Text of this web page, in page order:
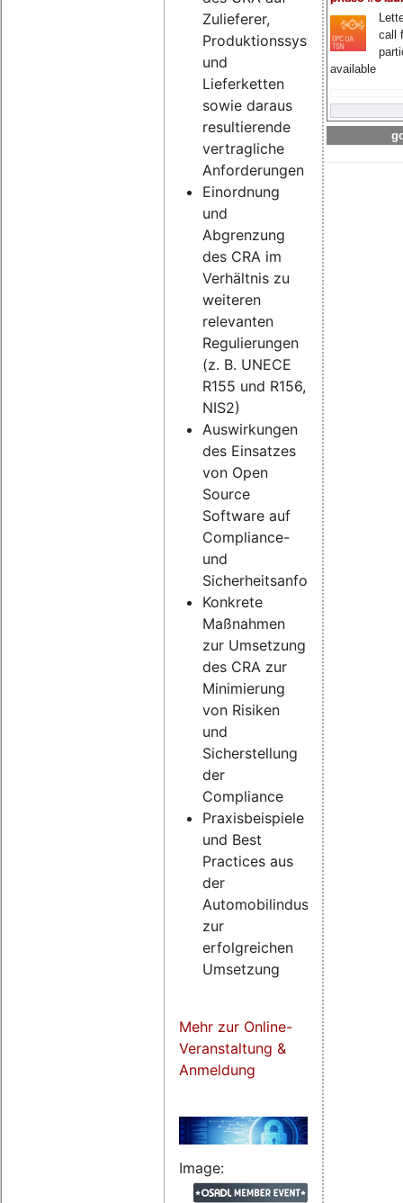
call
available
Zulieferer,
Produktionssysteme
und
Lieferketten
sowie daraus
resultierende
vertragliche
Anforderungen
Einordnung
und
Abgrenzung
des CRA im
Verhältnis zu
weiteren
relevanten
Regulierungen
(z. B. UNECE
R155 und R156,
NIS2)
Auswirkungen
des Einsatzes
von Open
Source
Software auf
Compliance-
und
Sicherheitsanforderungen
Konkrete
Maßnahmen
zur Umsetzung
des CRA zur
Minimierung
von Risiken
und
Sicherstellung
der
Compliance
Praxisbeispiele
und Best
Practices aus
der
Automobilindustrie
zur
erfolgreichen
Umsetzung
Mehr zur Online-
Veranstaltung &
Anmeldung
Image: